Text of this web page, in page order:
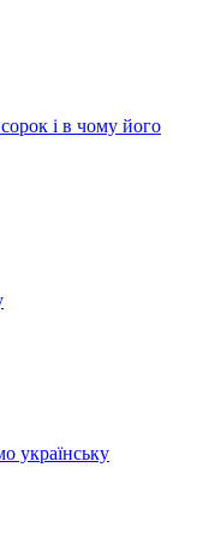
і в чому його
українську